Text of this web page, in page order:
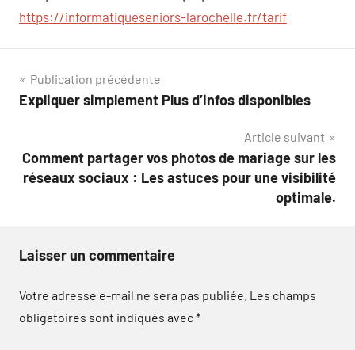
https://informatiqueseniors-larochelle.fr/tarif
Navigation
de
Publication précédente
Expliquer simplement Plus d’infos disponibles
Article suivant
Comment partager vos photos de mariage sur les
réseaux sociaux : Les astuces pour une visibilité
optimale.
Laisser un commentaire
Votre adresse e-mail ne sera pas publiée. Les champs
obligatoires sont indiqués avec*